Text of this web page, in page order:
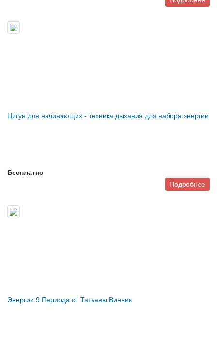
Цигун для начинающих - техника дыхания для набора энергии
Бесплатно
Подробнее
Энергии 9 Периода от Татьяны Винник